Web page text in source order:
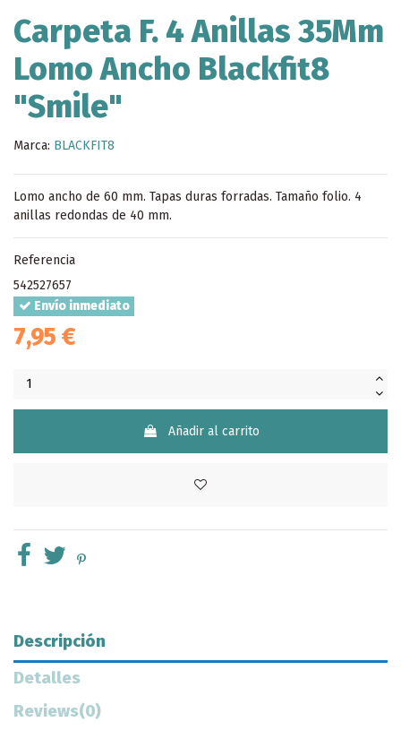
Carpeta F. 4 Anillas 35Mm
Lomo Ancho Blackfit8
"Smile"
Marca: BLACKFIT8
Lomo ancho de 60 mm. Tapas duras forradas. Tamaño folio. 4
anillas redondas de 40 mm.
Referencia
542527657
Envío inmediato
7,95 €
Añadir al carrito
Descripción
Detalles
Reviews(0)